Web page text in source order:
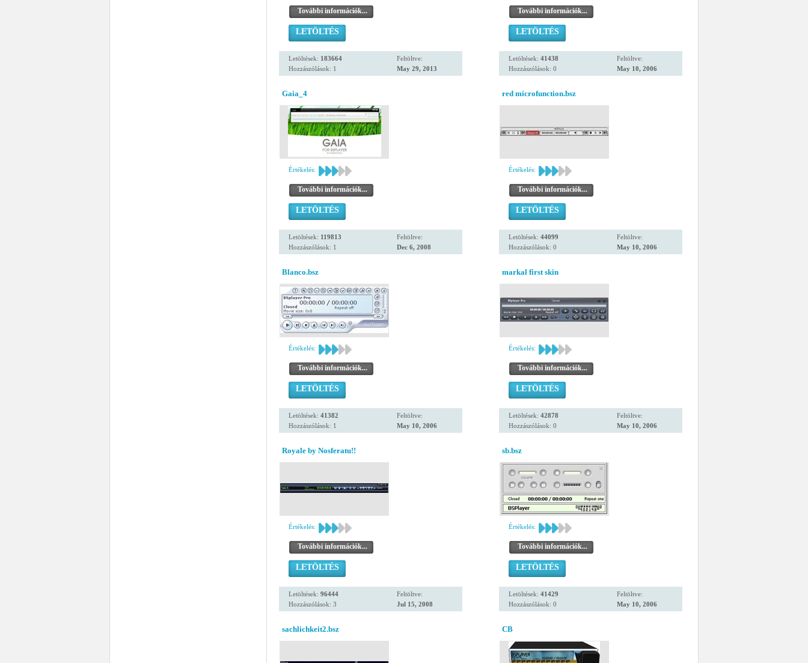
További információk...
LETÖLTÉS
Letöltések: 183664
Hozzászólások: 1
Feltöltve:
May 29, 2013
További információk...
LETÖLTÉS
Letöltések: 41438
Hozzászólások: 0
Feltöltve:
May 10, 2006
Gaia_4
Értékelés:
További információk...
LETÖLTÉS
Letöltések: 119813
Hozzászólások: 1
Feltöltve:
Dec 6, 2008
red microfunction.bsz
Értékelés:
További információk...
LETÖLTÉS
Letöltések: 44099
Hozzászólások: 0
Feltöltve:
May 10, 2006
Blanco.bsz
Értékelés:
További információk...
LETÖLTÉS
Letöltések: 41382
Hozzászólások: 1
Feltöltve:
May 10, 2006
markal first skin
Értékelés:
További információk...
LETÖLTÉS
Letöltések: 42878
Hozzászólások: 0
Feltöltve:
May 10, 2006
Royale by Nosferatu!!
Értékelés:
További információk...
LETÖLTÉS
Letöltések: 96444
Hozzászólások: 3
Feltöltve:
Jul 15, 2008
sb.bsz
Értékelés:
További információk...
LETÖLTÉS
Letöltések: 41429
Hozzászólások: 0
Feltöltve:
May 10, 2006
sachlichkeit2.bsz CB